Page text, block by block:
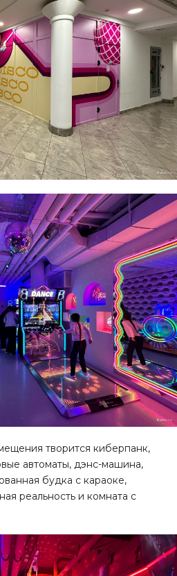
творится киберпанк,
автоматы, дэнс-машина,
будка с караоке,
реальность и комната с